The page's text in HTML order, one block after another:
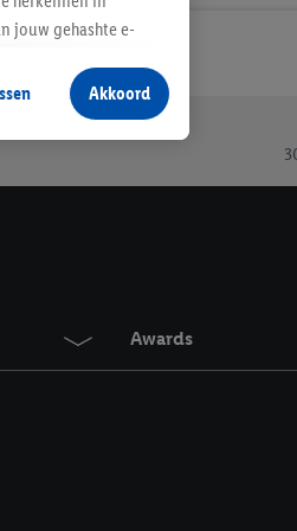
Awards
jouw gehashte e-
producten waarin je
te plaatsen
verschillende
kunnen worden
vergelijkbare
in te
Akkoord